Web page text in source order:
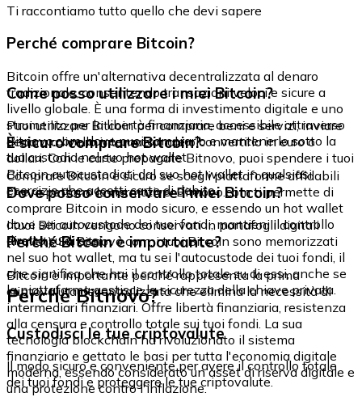
Ti raccontiamo tutto quello che devi sapere
Perché comprare Bitcoin?
Bitcoin offre un'alternativa decentralizzata al denaro
tradizionale, consentendo transazioni veloci e sicure a
livello globale. È una forma di investimento digitale e uno
strumento per la libertà finanziaria, accessibile attraverso
Bitnovo.com, dove puoi comprarlo e mantenerlo sotto la
tua custodia nel suo hot wallet.
Come posso utilizzare i miei Bitcoin?
Puoi utilizzare Bitcoin per comprare beni e servizi, inviare
denaro a livello internazionale o convertirlo in euro o
dollari. Con le carte prepagate Bitnovo, puoi spendere i tuoi
Bitcoin autocustodiati dal suo hot wallet in qualsiasi
esercizio che accetti carte di debito.
È sicuro comprare Bitcoin?
Comprare Bitcoin è sicuro se scegli piattaforme affidabili
che rispettano le normative. Bitnovo.com ti permette di
comprare Bitcoin in modo sicuro, e essendo un hot wallet
dove sei autocustode dei tuoi fondi, mantieni il controllo
diretto su di essi.
Dove posso conservare i miei Bitcoin?
I tuoi Bitcoin vengono conservati in portafogli digitali
(wallet). Su Bitnovo.com, i tuoi Bitcoin sono memorizzati
nel suo hot wallet, ma tu sei l'autocustode dei tuoi fondi, il
che significa che hai il controllo totale su di essi, anche se
la piattaforma gestisce la sicurezza della chiave privata.
Perché Bitcoin è importante?
Bitcoin è importante perché rappresenta la prima
criptovaluta decentralizzata che elimina la necessità di
intermediari finanziari. Offre libertà finanziaria, resistenza
alla censura e controllo totale sui tuoi fondi. La sua
tecnologia blockchain ha rivoluzionato il sistema
finanziario e gettato le basi per tutta l'economia digitale
moderna, essendo considerato un asset di riserva digitale e
una protezione contro l'inflazione.
Perché Bitnovo?
Custodisci le tue criptovalute
Il modo sicuro e conveniente per avere il controllo totale
dei tuoi fondi e proteggere le tue criptovalute.